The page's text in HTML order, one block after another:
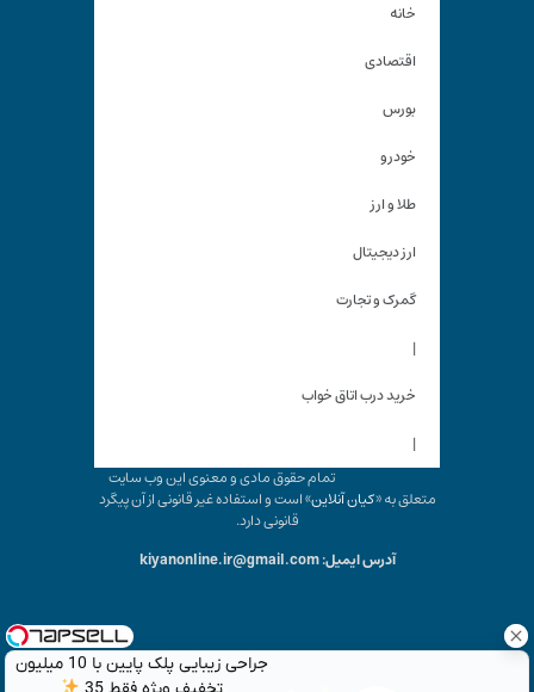
جراحی زیبایی پلک پایین با 10 میلیون
خانه
اقتصادی
بورس
خودرو
طلا و ارز
ارز دیجیتال
گمرک و تجارت
|
خرید درب اتاق خواب
|
تمام حقوق مادی و معنوی این وب سایت
متعلق به «کیان آنلاین» است و استفاده غیر قانونی از آن پیگرد
قانونی دارد.
آدرس ایمیل: kiyanonline.ir@gmail.com